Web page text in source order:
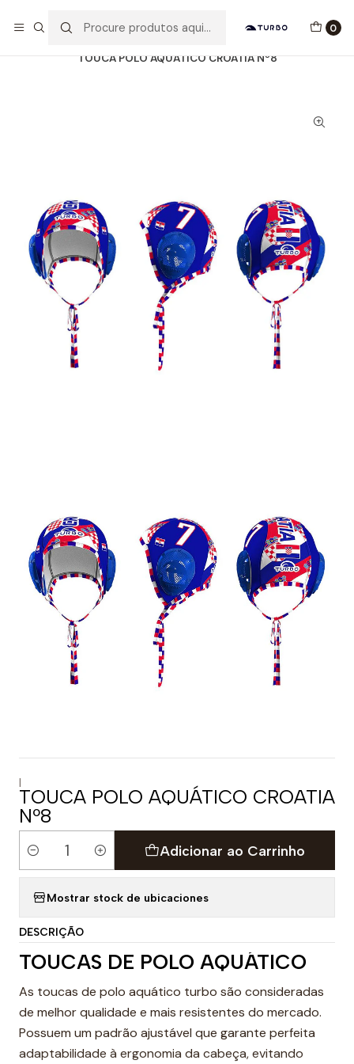
0
TOUCA POLO AQUÁTICO CROATIA Nº8
|
TOUCA POLO AQUÁTICO CROATIA
Nº8
Quantidade
Adicionar ao Carrinho
Mostrar stock de ubicaciones
DESCRIÇÃO
TOUCAS DE POLO AQUÁTICO
As toucas de polo aquático turbo são consideradas
de melhor qualidade e mais resistentes do mercado.
Possuem um padrão ajustável que garante perfeita
adaptabilidade à ergonomia da cabeça, evitando